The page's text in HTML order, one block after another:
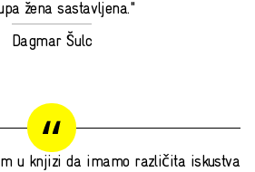
žena sastavljena."
Dagmar Šulc
u knjizi da imamo različita iskustva